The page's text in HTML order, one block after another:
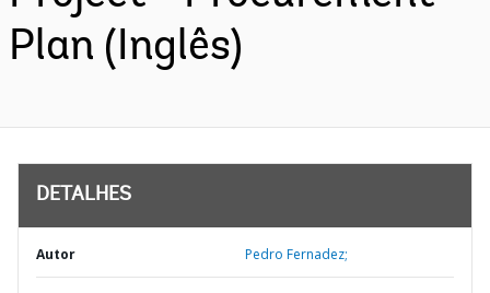
Plan (Inglês)
DETALHES
Autor Pedro Fernadez;